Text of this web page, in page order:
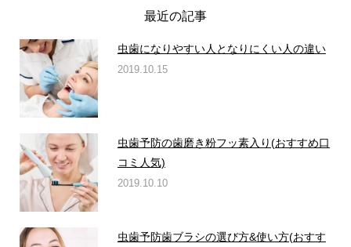
最近の記事
虫歯になりやすい人となりにくい人の違い
2019.10.15
虫歯予防の歯磨き粉フッ素入り(おすすめ口
コミ人気)
2019.10.10
虫歯予防歯ブラシの選び方&使い方(おすす